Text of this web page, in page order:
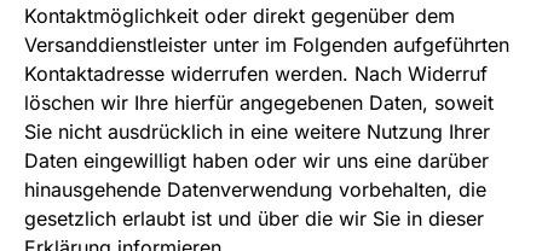
Kontaktmöglichkeit oder direkt gegenüber dem
Versanddienstleister unter im Folgenden aufgeführten
Kontaktadresse widerrufen werden. Nach Widerruf
löschen wir Ihre hierfür angegebenen Daten, soweit
Sie nicht ausdrücklich in eine weitere Nutzung Ihrer
Daten eingewilligt haben oder wir uns eine darüber
hinausgehende Datenverwendung vorbehalten, die
gesetzlich erlaubt ist und über die wir Sie in dieser